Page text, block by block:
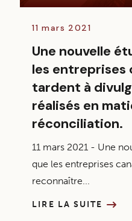
11 mars 2021
Une nouvelle
les entreprises
tardent à
réalisés en
réconciliation.
11 mars 2021 - Une
que les entreprises
reconnaître...
LIRE LA SUITE